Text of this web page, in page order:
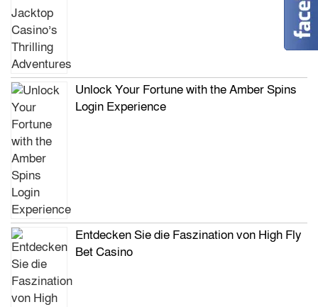
Unlock Your Fortune with the Amber Spins
Login Experience
Entdecken Sie die Faszination von High Fly
Bet Casino